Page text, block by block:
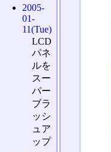
2005-
01-
11(Tue)
LCD
パネ
ルを
スー
パー
ブラ
ッシ
ュア
ップ